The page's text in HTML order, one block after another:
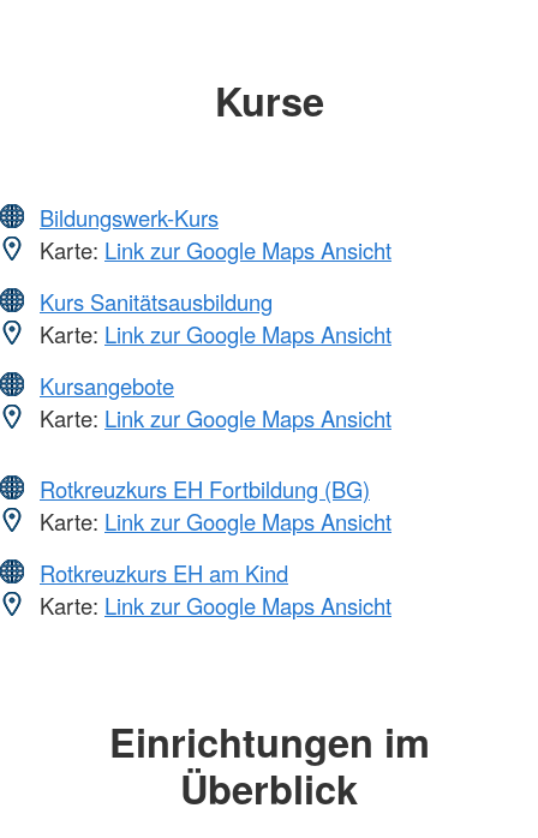
Kurse
Bildungswerk-Kurs
Karte: Link zur Google Maps Ansicht
Kurs Sanitätsausbildung
Karte: Link zur Google Maps Ansicht
Kursangebote
Karte: Link zur Google Maps Ansicht
Rotkreuzkurs EH Fortbildung (BG)
Karte: Link zur Google Maps Ansicht
Rotkreuzkurs EH am Kind
Karte: Link zur Google Maps Ansicht
Einrichtungen im
Überblick